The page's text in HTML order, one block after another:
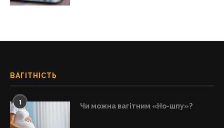
ВАГІТНІСТЬ
1 Чи можна вагітним «Но-шпу»?